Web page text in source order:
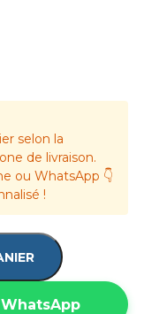
selon la
de livraison.
ou WhatsApp 👇
!